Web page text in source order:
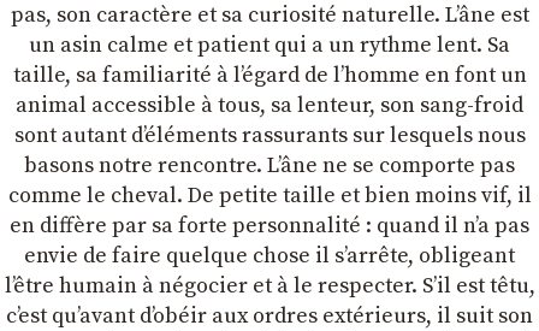
pas, son caractère et sa curiosité naturelle. Lʼâne est
un asin calme et patient qui a un rythme lent. Sa
taille, sa familiarité à lʼégard de lʼhomme en font un
animal accessible à tous, sa lenteur, son sang-froid
sont autant dʼéléments rassurants sur lesquels nous
basons notre rencontre. Lʼâne ne se comporte pas
comme le cheval. De petite taille et bien moins vif, il
en diffère par sa forte personnalité : quand il nʼa pas
envie de faire quelque chose il sʼarrête, obligeant
lʼêtre humain à négocier et à le respecter. Sʼil est têtu,
cʼest quʼavant dʼobéir aux ordres extérieurs, il suit son